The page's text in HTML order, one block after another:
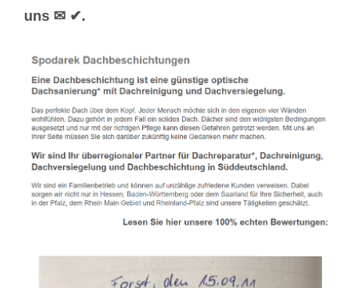
uns ✉ ✔.